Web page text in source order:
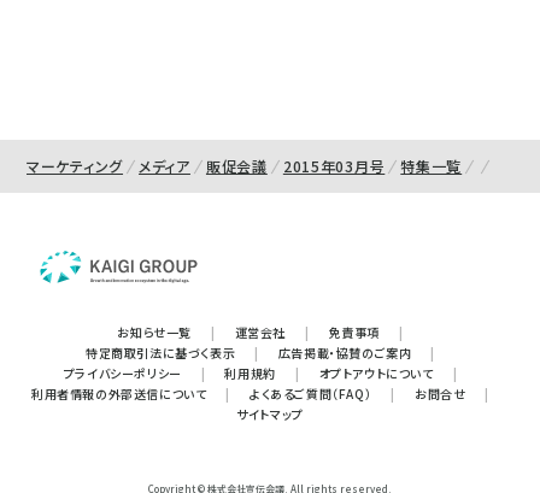
マーケティング メディア 販促会議 2015年03月号 特集一覧
お知らせ一覧 | 運営会社 | 免責事項
|
特定商取引法に基づく表示
| 広告掲載・協賛のご案内
|
プライバシーポリシー
| 利用規約 | オプトアウトについて
|
利用者情報の外部送信について
| よくあるご質問（FAQ） | お問合せ
|
サイトマップ
Copyright © 株式会社宣伝会議. All rights reserved.